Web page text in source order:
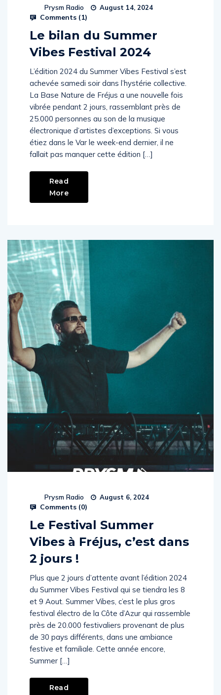
Prysm Radio August 14, 2024
Comments (1)
Le bilan du Summer
Vibes Festival 2024
L’édition 2024 du Summer Vibes Festival s’est
achevée samedi soir dans l’hystérie collective.
La Base Nature de Fréjus a une nouvelle fois
vibrée pendant 2 jours, rassemblant près de
25.000 personnes au son de la musique
électronique d’artistes d’exceptions. Si vous
étiez dans le Var le week-end dernier, il ne
fallait pas manquer cette édition […]
Read
More
Prysm Radio August 6, 2024
Comments (0)
Le Festival Summer
Vibes à Fréjus, c’est dans
2 jours !
Plus que 2 jours d’attente avant l’édition 2024
du Summer Vibes Festival qui se tiendra les 8
et 9 Aout. Summer Vibes, c’est le plus gros
festival électro de la Côte d’Azur qui rassemble
près de 20.000 festivaliers provenant de plus
de 30 pays différents, dans une ambiance
festive et familiale. Cette année encore,
Summer […]
Read